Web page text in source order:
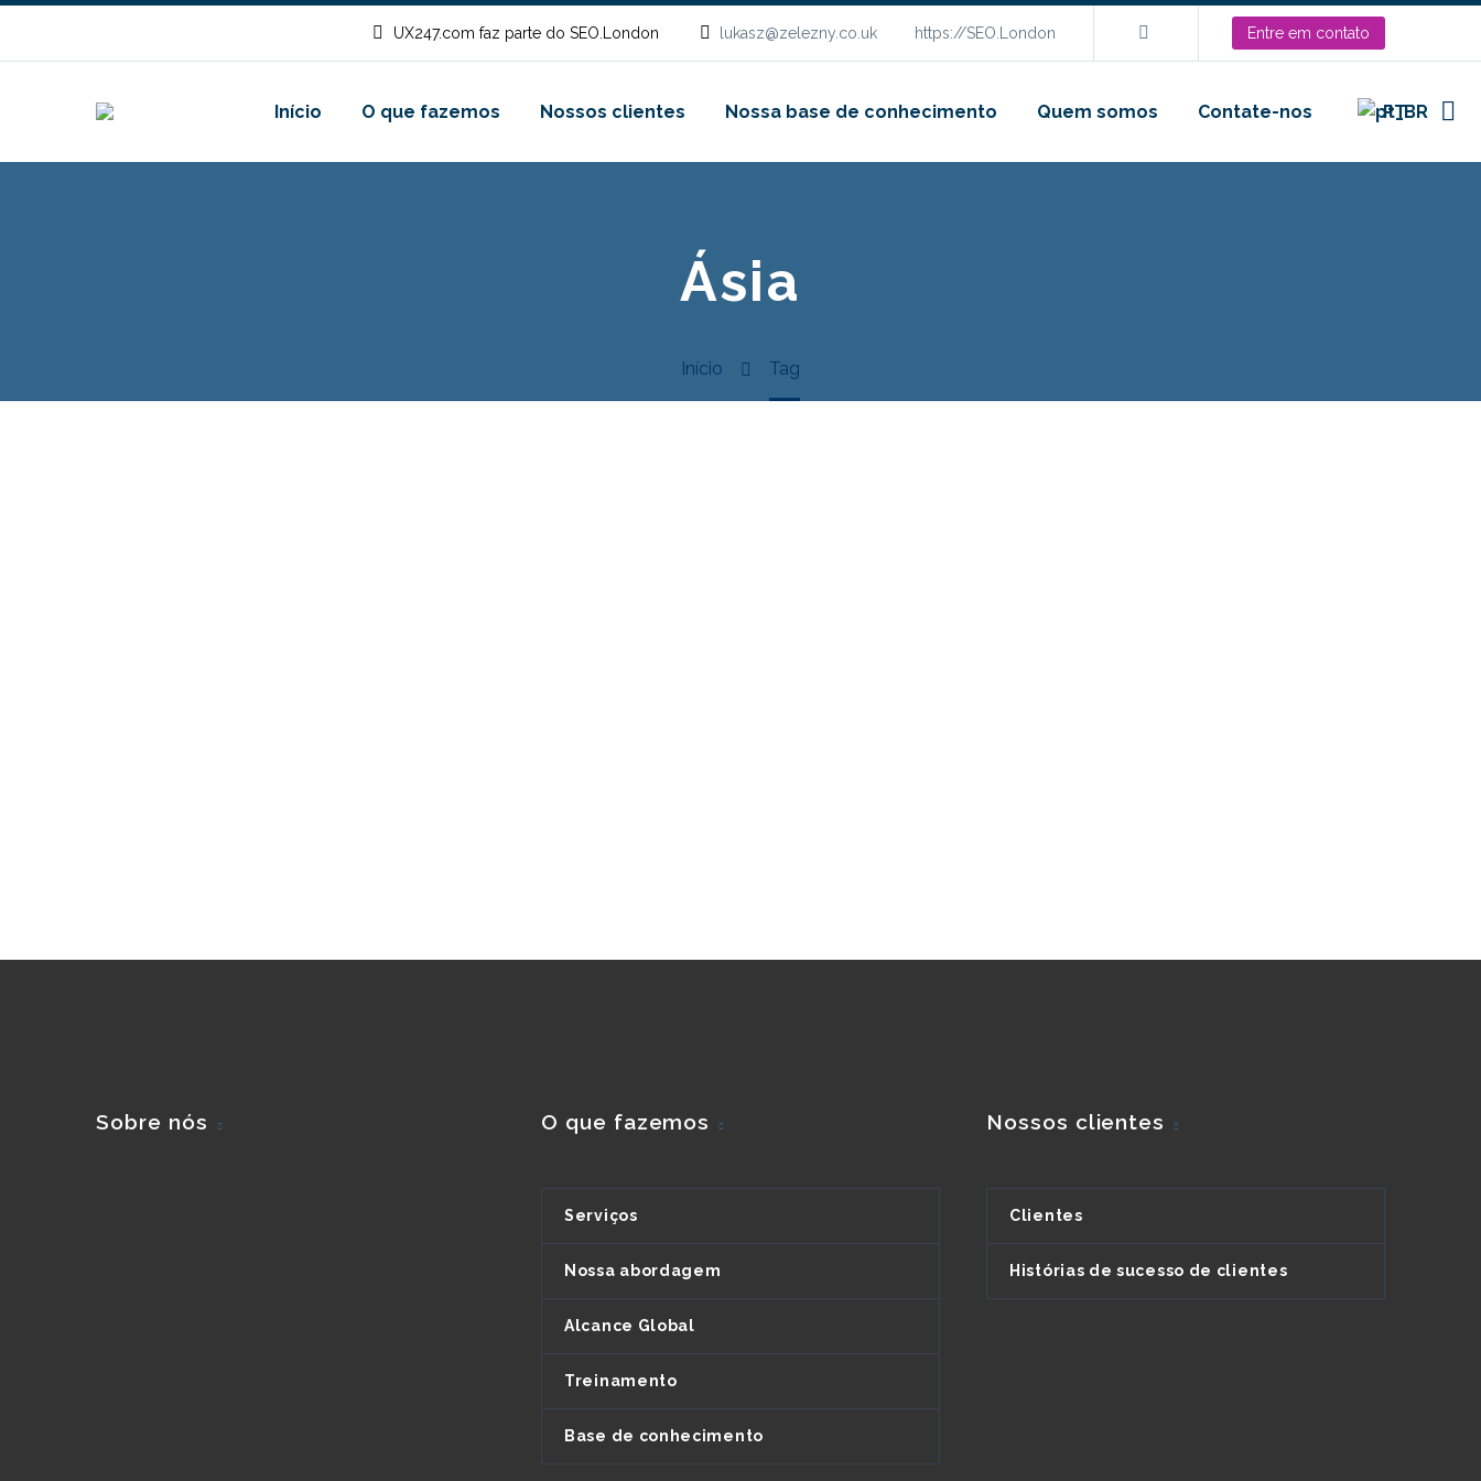
UX247.com faz parte do SEO.London lukasz@zelezny.co.uk https://SEO.London Entre em contato
Início O que fazemos Nossos clientes Nossa base de conhecimento Quem somos Contate-nos PT
Ásia
Início Tag
Sobre nós O que fazemos
Serviços
Nossa abordagem
Alcance Global
Treinamento
Base de conhecimento
Nossos clientes
Clientes
Histórias de sucesso de clientes